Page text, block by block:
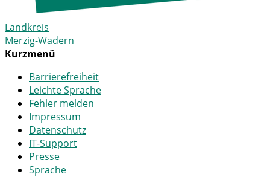
Landkreis
Merzig-Wadern
Kurzmenü
Barrierefreiheit
Leichte Sprache
Fehler melden
Impressum
Datenschutz
IT-Support
Presse
Sprache